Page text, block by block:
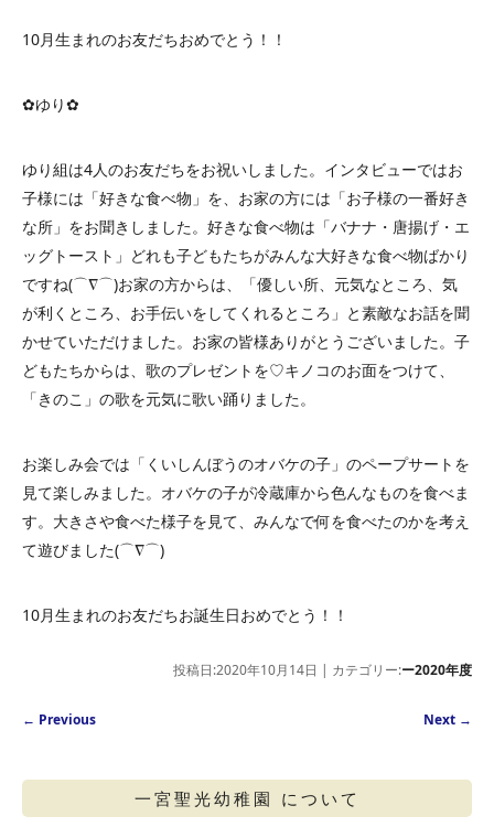
10月生まれのお友だちおめでとう！！
✿ゆり✿
ゆり組は4人のお友だちをお祝いしました。インタビューではお
子様には「好きな食べ物」を、お家の方には「お子様の一番好き
な所」をお聞きしました。好きな食べ物は「バナナ・唐揚げ・エ
ッグトースト」どれも子どもたちがみんな大好きな食べ物ばかり
ですね(⌒∇⌒)お家の方からは、「優しい所、元気なところ、気
が利くところ、お手伝いをしてくれるところ」と素敵なお話を聞
かせていただけました。お家の皆様ありがとうございました。子
どもたちからは、歌のプレゼントを♡キノコのお面をつけて、
「きのこ」の歌を元気に歌い踊りました。
お楽しみ会では「くいしんぼうのオバケの子」のペープサートを
見て楽しみました。オバケの子が冷蔵庫から色んなものを食べま
す。大きさや食べた様子を見て、みんなで何を食べたのかを考え
て遊びました(⌒∇⌒)
10月生まれのお友だちお誕生日おめでとう！！
投稿日:2020年10月14日 | カテゴリー:ー2020年度
Post navigation
← Previous Next →
一宮聖光幼稚園 について